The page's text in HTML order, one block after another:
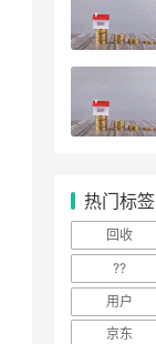
热门标签
回收
??
用户
京东